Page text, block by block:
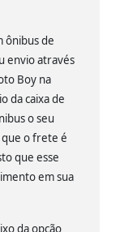
ônibus de
envio através
Boy na
da caixa de
o seu
o frete é
que esse
em sua
da opção